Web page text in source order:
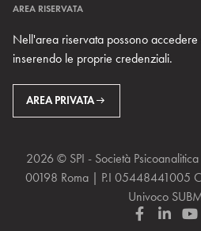
MULTIMEDIA
TEAM DI SPIWEB
CONTATTI
RIVISTE
ARCHIVIO STORICO
AREA RISERVATA
Nell'area riservata possono
inserendo le proprie credenziali.
AREA PRIVATA
2026 © SPI - Società
00198 Roma | P.I 05448441005
Univoco
F L Y